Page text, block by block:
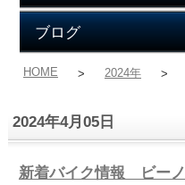
ブログ
HOME > 2024年 >
2024年4月05日
新着バイク情報 ビーノ